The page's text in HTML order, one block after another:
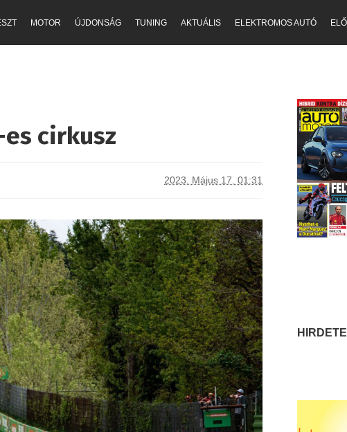
MOTOR ÚJDONSÁG TUNING AKTUÁLIS ELEKTROMOS AUTÓ
es cirkusz
2023. Május 17. 01:31